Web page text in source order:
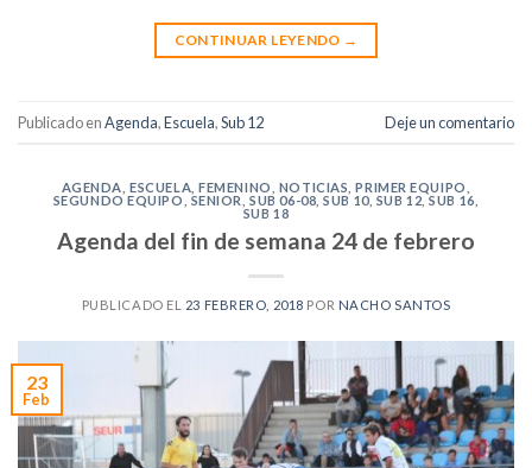
CONTINUAR LEYENDO →
Publicado enAgenda,Escuela,Sub 12 Deje un comentario
AGENDA ,ESCUELA ,FEMENINO NOTICIAS ,PRIMER EQUIPO
SEGUNDO EQUIPO
SENIOR ,SUB 06-08 ,SUB 10, SUB 12 ,SUB 16
SUB 18
Agenda del fin de semana 24 de febrero
PUBLICADO EL 23 FEBRERO, 2018 POR NACHO SANTOS
23
Feb